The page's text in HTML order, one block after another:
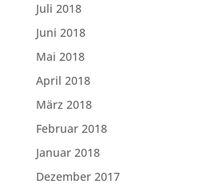
Juli 2018
Juni 2018
Mai 2018
April 2018
März 2018
Februar 2018
Januar 2018
Dezember 2017